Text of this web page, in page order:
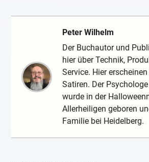
Peter Wilhelm
Der Buchautor und
hier über Technik,
Service. Hier
Satiren. Der
wurde in der
Allerheiligen geboren
Familie bei Heidelberg.